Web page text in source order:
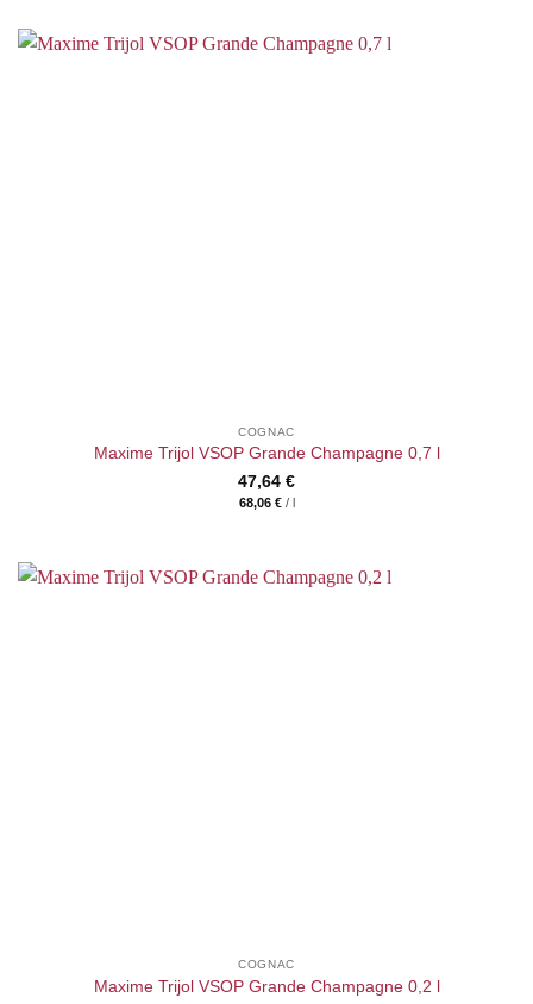
COGNAC
Maxime Trijol VSOP Grande Champagne 0,7 l
47,64 €
68,06 €/
COGNAC
Maxime Trijol VSOP Grande Champagne 0,2 l